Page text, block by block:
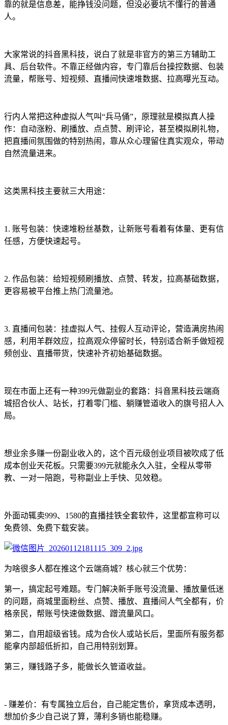
靠的就是信息差，能挣钱没问题，但没必要坑不懂行的普通
人。
大家常说的抖音黑科技，说白了就是非官方的第三方辅助工
具、后台软件。不靠正经做内容，专门靠后台操控数据、包装
流量，帮账号、短视频、直播间快速堆数据、拉高曝光互动。
行内人常把这种虚拟人气叫“兵马俑”，原理就是模拟真人操
作：自动涨粉、刷播放、点点赞、刷评论，甚至模拟刷礼物，
把直播间氛围做的特别热闹，靠从众心理留住真实观众，带动
自然流量进来。
这类黑科技主要就三大用途：
1. 账号包装：快速堆粉丝基数，让新账号看着有体量、更有信
任感，方便快速起号。
2. 作品包装：给短视频刷播放、点赞、转发，拉高基础数据，
更容易被平台推上热门流量池。
3. 直播间包装：挂虚拟人气、挂假人互动评论，营造满房热闹
感，利用羊群效应，拉高观众停留时长，特别适合新手做短视
频创业、直播带货，快速补齐初始基础数据。
现在市面上还有一种399元做副业的套路：抖音黑科技云端商
城招合伙人、站长，打着零门槛、躺赚管道收入的旗号招人入
局。
想业余多赚一份副业收入的，这个百元级创业项目被吹成了低
成本创业天花板。只需要399元就能永久入驻，全程从零带
教、一对一陪跑，号称副业上手快、见效稳。
外面动辄卖999、1580的直播挂铁全套软件，这里都宣称可以
免费领、免费下载安装。
为啥很多人都在推这个云端商城？核心就三个优势：
第一，搞定起号难题。专门解决新手账号没流量、播放量低迷
的问题，商城里面粉丝、点赞、播放、直播间人气全都有，价
格亲民，帮账号快速做数据、蹭流量风口。
第二，自用超级省钱。成为合伙人或站长后，里面所有服务都
能拿内部超低折扣，自己用特别划算。
第三，赚钱路子多，能做长久管道收益。
- 赚差价：有专属独立后台，自己能定售价，拿货成本透明，
想加价多少自己说了算，薄利多销也能稳赚。